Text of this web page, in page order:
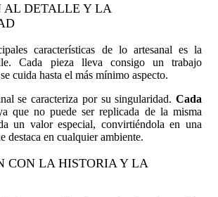
AL DETALLE Y LA
características de lo artesanal es la
Cada pieza lleva consigo un trabajo
cuida hasta el más mínimo aspecto.
se caracteriza por su singularidad. Cada
que no puede ser replicada de la misma
un valor especial, convirtiéndola en una
destaca en cualquier ambiente.
CON LA HISTORIA Y LA